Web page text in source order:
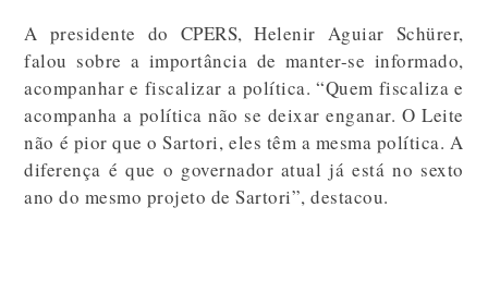
A presidente do CPERS, Helenir Aguiar Schürer,
falou sobre a importância de manter-se informado,
acompanhar e fiscalizar a política. “Quem fiscaliza e
acompanha a política não se deixar enganar. O Leite
não é pior que o Sartori, eles têm a mesma política. A
diferença é que o governador atual já está no sexto
ano do mesmo projeto de Sartori”, destacou.